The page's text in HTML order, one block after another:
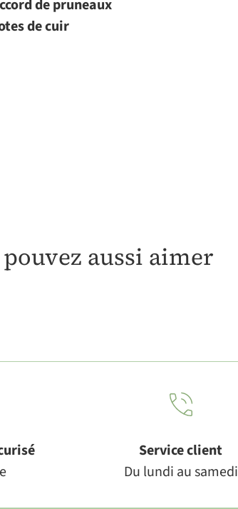
de pruneaux
de cuir
aussi aimer
Service client
Du lundi au samedi